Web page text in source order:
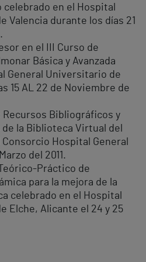
en el Hospital
Valencia durante los días 21
en el III Curso de
Básica y Avanzada
General Universitario de
15 AL 22 de Noviembre de
Bibliográficos y
la Biblioteca Virtual del
Hospital General
del 2011.
Práctico de
para la mejora de la
celebrado en el Hospital
Elche, Alicante el 24 y 25